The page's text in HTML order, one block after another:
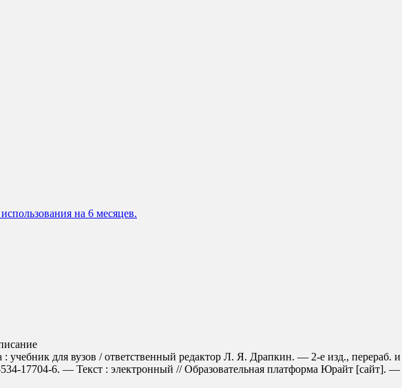
на 6 месяцев.
: учебник для вузов / ответственный редактор Л. Я. Драпкин. — 2-е изд.,
17704-6. — Текст : электронный // Образовательная платформа Юрайт [сайт]. —